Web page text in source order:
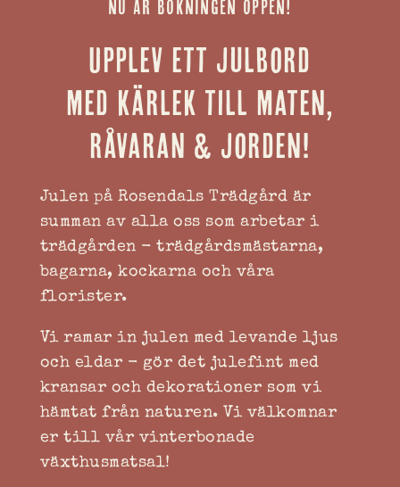
NU ÄR BOKNINGEN ÖPPEN!
Upplev ett julbord
med kärlek till maten,
råvaran & jorden!
Julen på Rosendals Trädgård är
summan av alla oss som arbetar i
trädgården - trädgårdsmästarna,
bagarna, kockarna och våra
florister.
Vi ramar in julen med levande ljus
och eldar - gör det julefint med
kransar och dekorationer som vi
hämtat från naturen. Vi välkomnar
er till vår vinterbonade
växthusmatsal!